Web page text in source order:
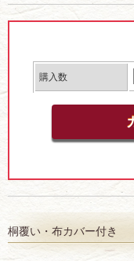
購入数
桐覆い・布カバー付き